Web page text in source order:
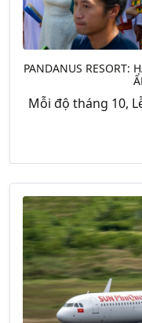
PANDANUS RESORT:
Mỗi độ tháng 10,